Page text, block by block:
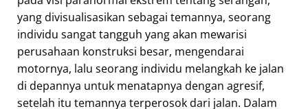
yang divisualisasikan sebagai temannya, seorang
individu sangat tangguh yang akan mewarisi
perusahaan konstruksi besar, mengendarai
motornya, lalu seorang individu melangkah ke jalan
di depannya untuk menatapnya dengan agresif,
setelah itu temannya terperosok dari jalan. Dalam